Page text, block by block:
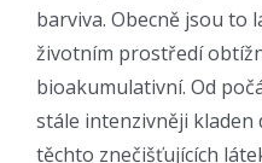
barviva. Obecně jsou to
životním prostředí
bioakumulativní. Od
stále intenzivněji
těchto znečišťujících